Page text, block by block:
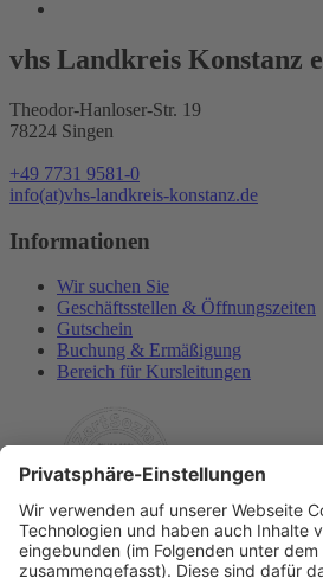
vhs Landkreis Konstanz
Theodor-Hanloser-Str. 19
78224 Singen
+49 7731 9581-0
info(at)vhs-landkreis-konstanz.de
Informationen
Wir suchen Sie
Geschäftsstellen & Öffnungszeiten
Gutschein
Buchung & Ermäßigung
Bereich für Kursleitungen
Rechtliches